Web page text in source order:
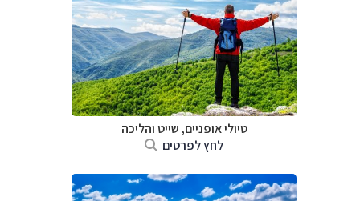
טיולי אופניים, שייט והליכה
לחץ לפרטים